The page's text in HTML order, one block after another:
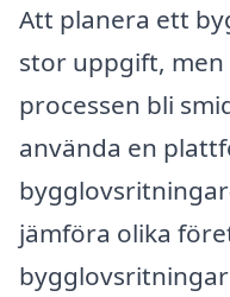
Att planera ett
stor uppgift,
processen bli
använda en
jämföra olika